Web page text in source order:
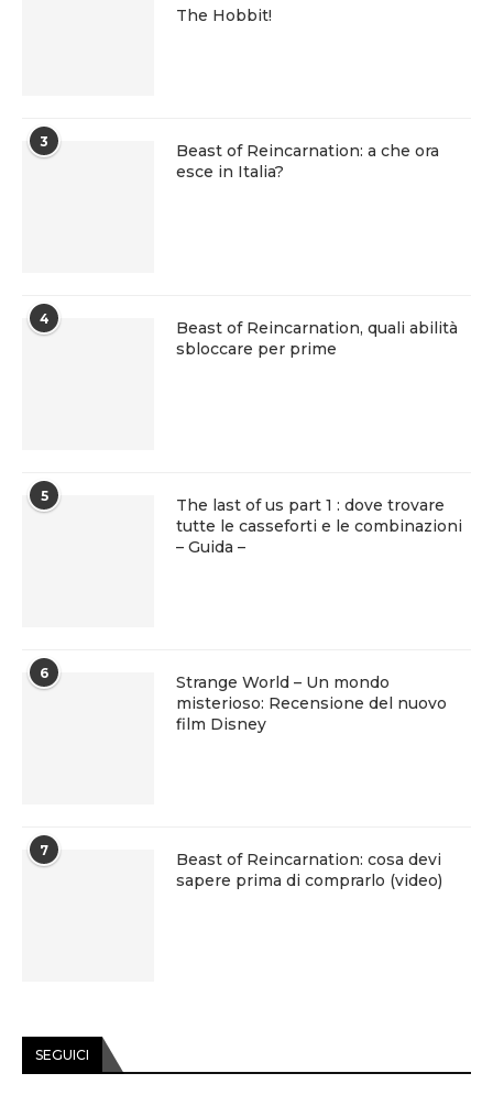
The Hobbit!
3
Beast of Reincarnation: a che ora
esce in Italia?
4
Beast of Reincarnation, quali abilità
sbloccare per prime
5
The last of us part 1 : dove trovare
tutte le casseforti e le combinazioni
– Guida –
6
Strange World – Un mondo
misterioso: Recensione del nuovo
film Disney
7
Beast of Reincarnation: cosa devi
sapere prima di comprarlo (video)
SEGUICI